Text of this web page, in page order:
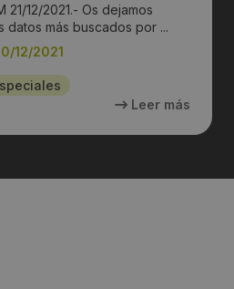
21/12/2021.- Os dejamos
datos más buscados por ...
12/2021
Leer más